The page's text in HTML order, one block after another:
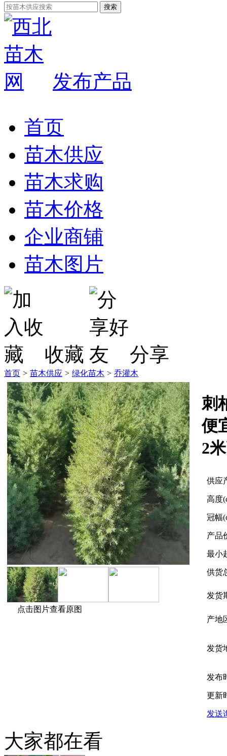
发布产品
首页
苗木供应
苗木求购
苗木价格
企业商铺
苗木图片
收藏 分享
首页 > 苗木供应 > 绿化苗木 > 乔灌木
点击图片查看原图
刺
便
2
供应
高度
冠幅
产品
最小
供货
发货
产地
发货
发布
更新
发送
大家都在看